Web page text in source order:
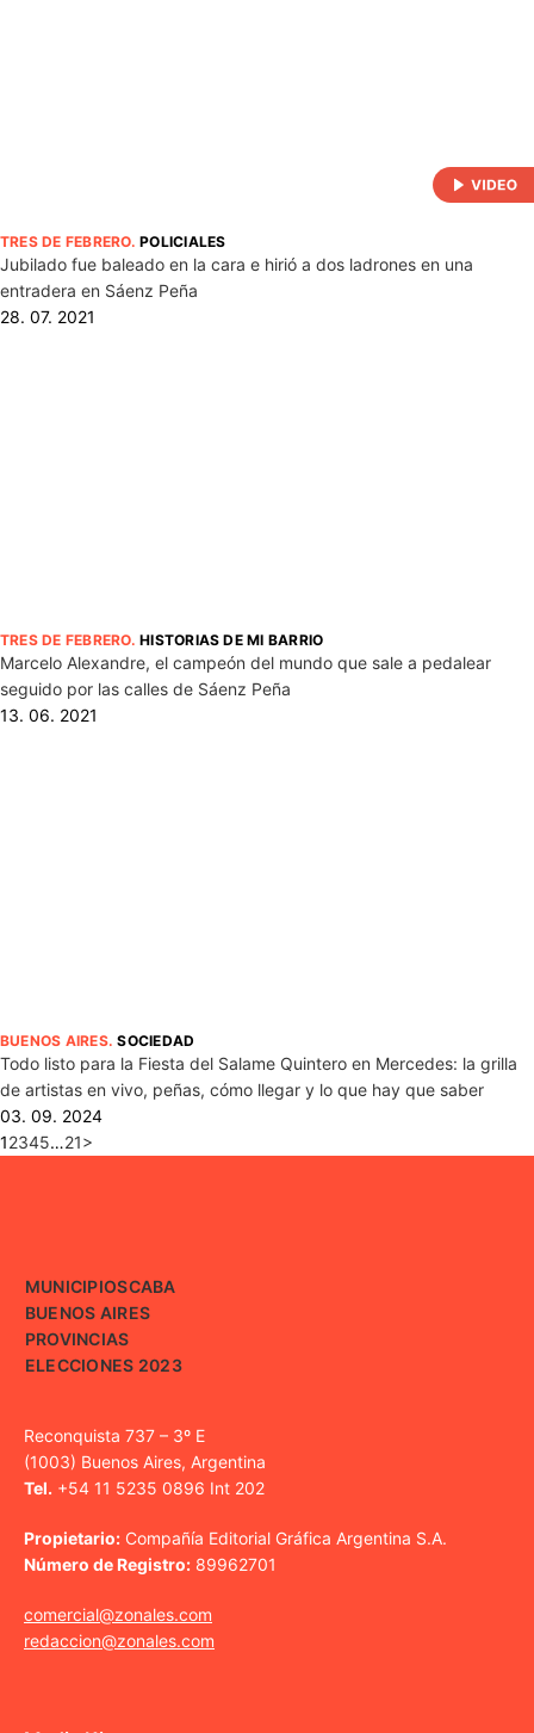
TRES DE FEBRERO.POLICIALES
Jubilado fue baleado en la cara e hirió a dos ladrones en una
entradera en Sáenz Peña
28. 07. 2021
TRES DE FEBRERO.HISTORIAS DE MI BARRIO
Marcelo Alexandre, el campeón del mundo que sale a pedalear
seguido por las calles de Sáenz Peña
13. 06. 2021
BUENOS AIRES.SOCIEDAD
Todo listo para la Fiesta del Salame Quintero en Mercedes: la grilla
de artistas en vivo, peñas, cómo llegar y lo que hay que saber
03. 09. 2024
12345…21>
MUNICIPIOSCABA
BUENOS AIRES
PROVINCIAS
ELECCIONES 2023
Reconquista 737 – 3º E
(1003) Buenos Aires, Argentina
Tel. +54 11 5235 0896 Int 202
Propietario: Compañía Editorial Gráfica Argentina S.A.
Número de Registro: 89962701
comercial@zonales.com
redaccion@zonales.com